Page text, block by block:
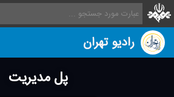
رادیو تهران
پل مدیریت